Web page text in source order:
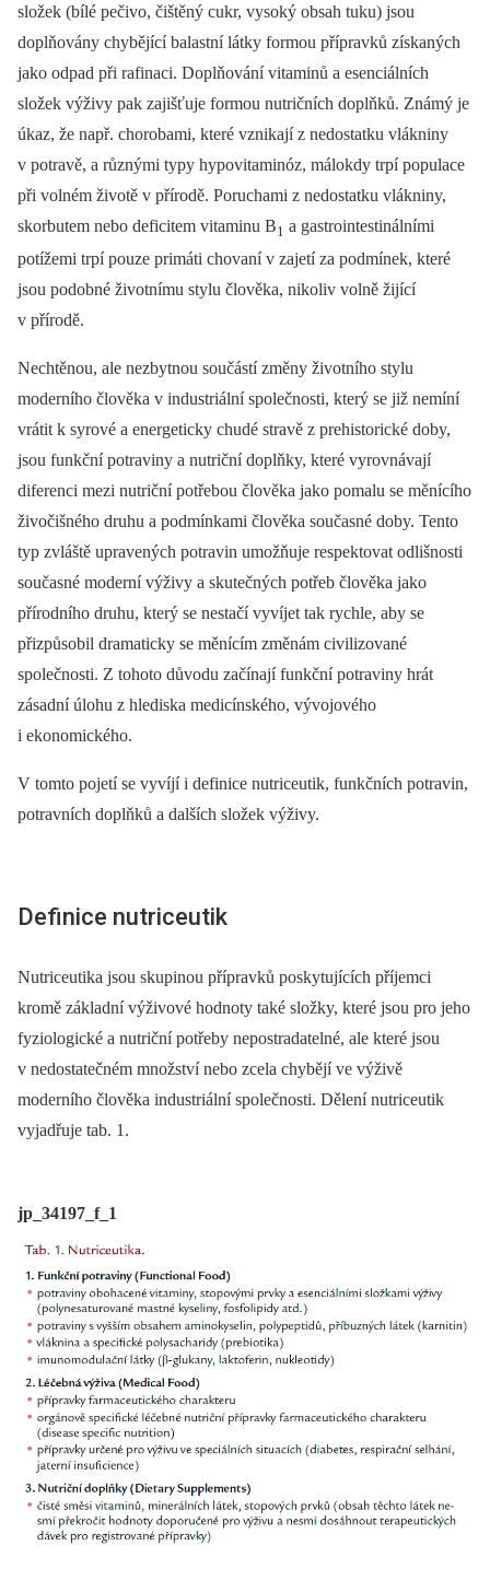
složek (bílé pečivo, čištěný cukr, vysoký obsah tuku) jsou
doplňovány chybějící balastní látky formou přípravků získaných
jako odpad při rafinaci. Doplňování vitaminů a esenciálních
složek výživy pak zajišťuje formou nutričních doplňků. Známý je
úkaz, že např. chorobami, které vznikají z nedostatku vlákniny
v potravě, a různými typy hypovitaminóz, málokdy trpí populace
při volném životě v přírodě. Poruchami z nedostatku vlákniny,
skorbutem nebo deficitem vitaminu B1 a gastrointestinálními
potížemi trpí pouze primáti chovaní v zajetí za podmínek, které
jsou podobné životnímu stylu člověka, nikoliv volně žijící
v přírodě.
Nechtěnou, ale nezbytnou součástí změny životního stylu
moderního člověka v industriální společnosti, který se již nemíní
vrátit k syrové a energeticky chudé stravě z prehistorické doby,
jsou funkční potraviny a nutriční doplňky, které vyrovnávají
diferenci mezi nutriční potřebou člověka jako pomalu se měnícího
živočišného druhu a podmínkami člověka současné doby. Tento
typ zvláště upravených potravin umožňuje respektovat odlišnosti
současné moderní výživy a skutečných potřeb člověka jako
přírodního druhu, který se nestačí vyvíjet tak rychle, aby se
přizpůsobil dramaticky se měnícím změnám civilizované
společnosti. Z tohoto důvodu začínají funkční potraviny hrát
zásadní úlohu z hlediska medicínského, vývojového
i ekonomického.
V tomto pojetí se vyvíjí i definice nutriceutik, funkčních potravin,
potravních doplňků a dalších složek výživy.
Definice nutriceutik
Nutriceutika jsou skupinou přípravků poskytujících příjemci
kromě základní výživové hodnoty také složky, které jsou pro jeho
fyziologické a nutriční potřeby nepostradatelné, ale které jsou
v nedostatečném množství nebo zcela chybějí ve výživě
moderního člověka industriální společnosti. Dělení nutriceutik
vyjadřuje tab. 1.
jp_34197_f_1